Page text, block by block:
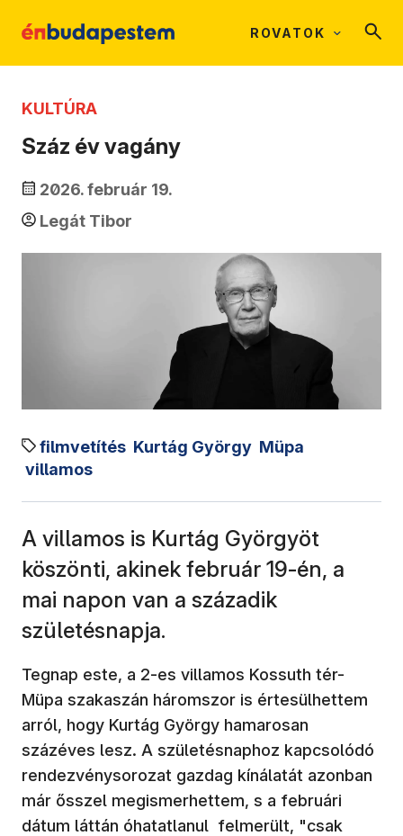
ROVATOK
KULTÚRA
Száz év vagány
2026. február 19.
Legát Tibor
filmvetítés Kurtág György Müpa
villamos
A villamos is Kurtág Györgyöt
köszönti, akinek február 19-én, a
mai napon van a századik
születésnapja.
Tegnap este, a 2-es villamos Kossuth tér-
Müpa szakaszán háromszor is értesülhettem
arról, hogy Kurtág György hamarosan
százéves lesz. A születésnaphoz kapcsolódó
rendezvénysorozat gazdag kínálatát azonban
már ősszel megismerhettem, s a februári
dátum láttán óhatatlanul felmerült, "csak